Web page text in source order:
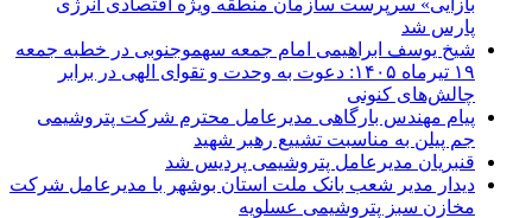
پارس شد
شیخ یوسف ابراهیمی امام جمعه سهموجنوبی در خطبه جمعه
۱۹ تیرماه ۱۴۰۵: دعوت به وحدت و تقوای الهی در برابر
چالش‌های کنونی
پیام‌ مهندس بارگاهی مدیرعامل محترم شرکت پتروشیمی
جم پیلن به مناسبت تشییع رهبر شهید
قنبریان مدیرعامل پتروشیمی پردیس شد
دیدار مدیر شعب بانک ملت استان بوشهر با مدیرعامل شرکت
مخازن سبز پتروشیمی عسلویه